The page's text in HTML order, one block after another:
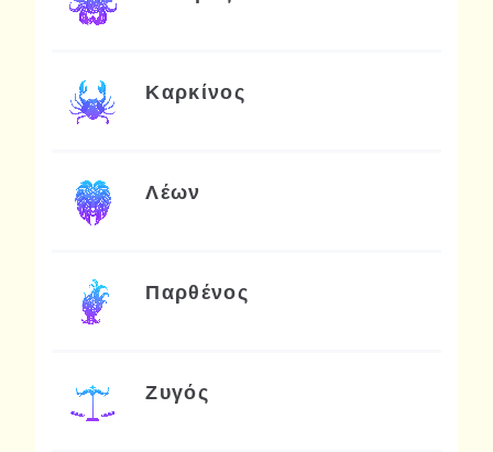
Καρκίνος
Λέων
Παρθένος
Ζυγός